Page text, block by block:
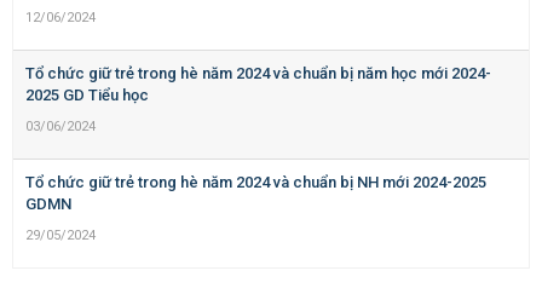
12/06/2024
Tổ chức giữ trẻ trong hè năm 2024 và chuẩn bị năm học mới 2024-
2025 GD Tiểu học
03/06/2024
Tổ chức giữ trẻ trong hè năm 2024 và chuẩn bị NH mới 2024-2025
GDMN
29/05/2024